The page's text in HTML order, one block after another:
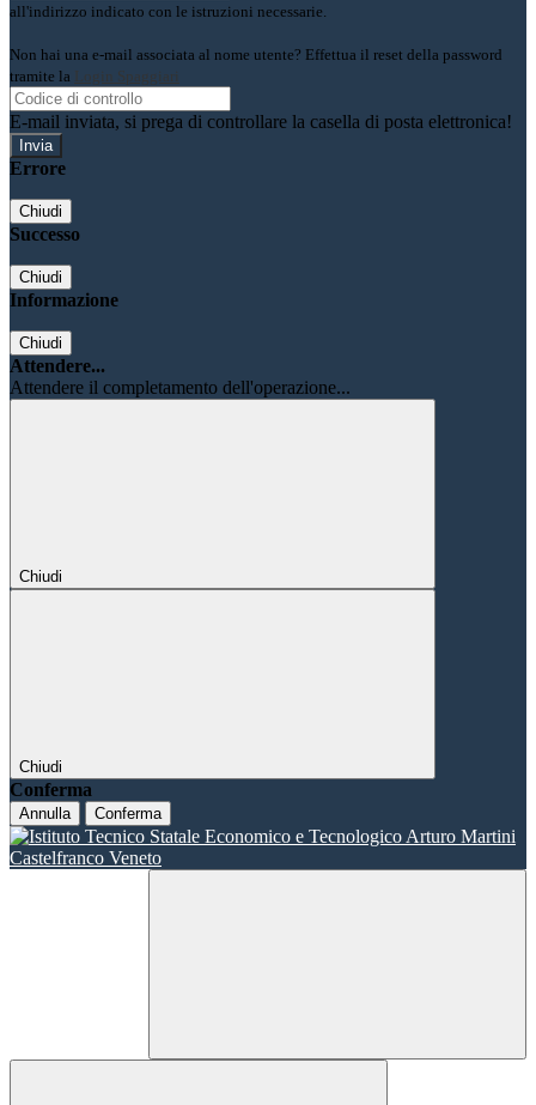
all'indirizzo indicato con le istruzioni necessarie.
Non hai una e-mail associata al nome utente? Effettua il reset della password
tramite la Login Spaggiari
E-mail inviata, si prega di controllare la casella di posta elettronica!
Errore
Chiudi
Successo
Chiudi
Informazione
Chiudi
Attendere...
Attendere il completamento dell'operazione...
Chiudi
Chiudi
Conferma
Annulla Conferma